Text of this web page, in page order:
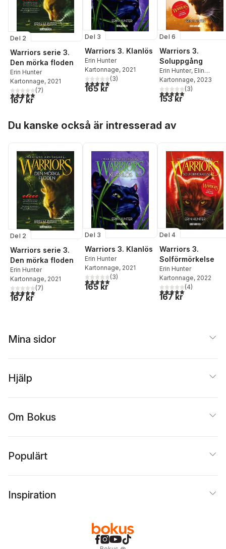
Del 2
Warriors serie 3.
Den mörka floden
Erin Hunter
Kartonnage, 2021
5,0utav 5 stjärnor. Totalt antal röster:
(7)
167 kr
Del 3
Warriors 3. Klanlös
Erin Hunter
Kartonnage, 2021
5,0utav 5 stjärnor. Totalt antal röster:
(3)
165 kr
Del 6
Warriors 3.
Soluppgång
Erin Hunter, Elin
Pirttimaa Rosén
Kartonnage, 2023
5,0utav 5 stjärnor.
(3)
153 kr
Du kanske också är intresserad av
Del 2
Warriors serie 3.
Den mörka floden
Erin Hunter
Kartonnage, 2021
5,0utav 5 stjärnor. Totalt antal röster:
(7)
167 kr
Del 3
Warriors 3. Klanlös
Erin Hunter
Kartonnage, 2021
5,0utav 5 stjärnor. Totalt antal röster:
(3)
165 kr
Del 4
Warriors 3.
Solförmörkelse
Erin Hunter
Kartonnage, 2022
5,0utav 5 stjärnor.
(4)
167 kr
Mina sidor
Hjälp
Om Bokus
Populärt
Inspiration